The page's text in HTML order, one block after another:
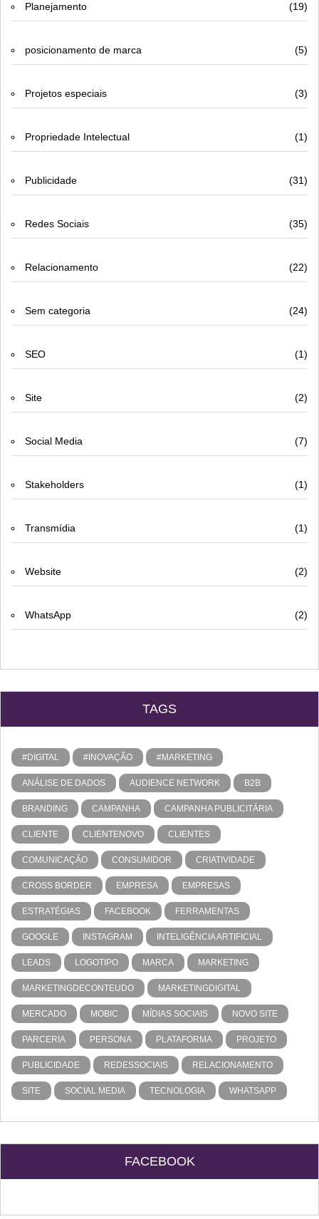
Planejamento (19)
posicionamento de marca (5)
Projetos especiais (3)
Propriedade Intelectual (1)
Publicidade (31)
Redes Sociais (35)
Relacionamento (22)
Sem categoria (24)
SEO (1)
Site (2)
Social Media (7)
Stakeholders (1)
Transmídia (1)
Website (2)
WhatsApp (2)
TAGS
#DIGITAL #INOVAÇÃO #MARKETING
ANÁLISE DE DADOS AUDIENCE NETWORK B2B
BRANDING CAMPANHA CAMPANHA PUBLICITÁRIA
CLIENTE CLIENTENOVO CLIENTES
COMUNICAÇÃO CONSUMIDOR CRIATIVIDADE
CROSS BORDER EMPRESA EMPRESAS
ESTRATÉGIAS FACEBOOK FERRAMENTAS
GOOGLE INSTAGRAM INTELIGÊNCIA ARTIFICIAL
LEADS LOGOTIPO MARCA MARKETING
MARKETINGDECONTEUDO MARKETINGDIGITAL
MERCADO MOBIC MÍDIAS SOCIAIS NOVO SITE
PARCERIA PERSONA PLATAFORMA PROJETO
PUBLICIDADE REDESSOCIAIS RELACIONAMENTO
SITE SOCIAL MEDIA TECNOLOGIA WHATSAPP
FACEBOOK